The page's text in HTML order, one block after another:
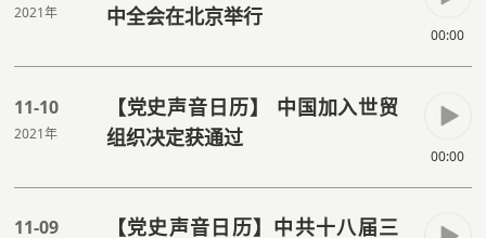
2021年
中全会在北京举行
00:00
11-10
2021年
【党史声音日历】 中国加入世贸
组织决定获通过
00:00
11-09
【党史声音日历】中共十八届三